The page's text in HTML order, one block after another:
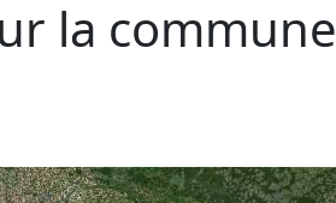
la commune